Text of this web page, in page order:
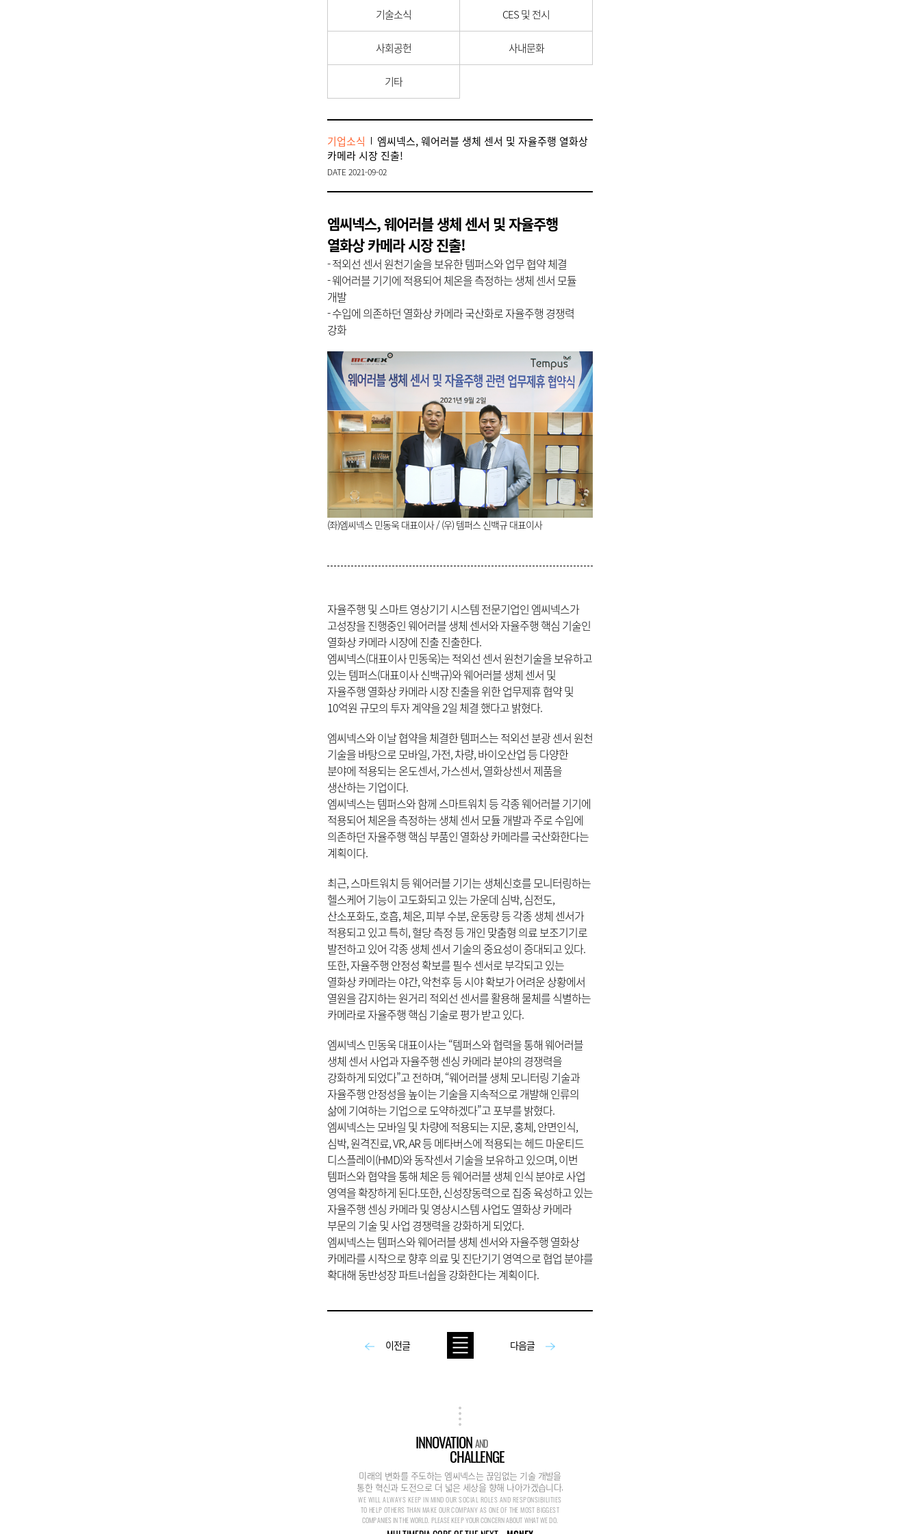
기술소식 CES 및 전시
사회공헌 사내문화
기타
기업소식
엠씨넥스, 웨어러블 생체 센서 및 자율주행 열화상
카메라 시장 진출!
DATE 2021-09-02
엠씨넥스, 웨어러블 생체 센서 및 자율주행
열화상 카메라 시장 진출!
- 적외선 센서 원천기술을 보유한 템퍼스와 업무 협약 체결
- 웨어러블 기기에 적용되어 체온을 측정하는 생체 센서 모듈
개발
- 수입에 의존하던 열화상 카메라 국산화로 자율주행 경쟁력
강화
(좌)엠씨넥스 민동욱 대표이사 / (우) 템퍼스 신백규 대표이사
자율주행 및 스마트 영상기기 시스템 전문기업인 엠씨넥스가
고성장을 진행중인 웨어러블 생체 센서와 자율주행 핵심 기술인
열화상 카메라 시장에 진출 진출한다.
엠씨넥스(대표이사 민동욱)는 적외선 센서 원천기술을 보유하고
있는 템퍼스(대표이사 신백규)와 웨어러블 생체 센서 및
자율주행 열화상 카메라 시장 진출을 위한 업무제휴 협약 및
10억원 규모의 투자 계약을 2일 체결 했다고 밝혔다.
엠씨넥스와 이날 협약을 체결한 템퍼스는 적외선 분광 센서 원천
기술을 바탕으로 모바일, 가전, 차량, 바이오산업 등 다양한
분야에 적용되는 온도센서, 가스센서, 열화상센서 제품을
생산하는 기업이다.
엠씨넥스는 템퍼스와 함께 스마트워치 등 각종 웨어러블 기기에
적용되어 체온을 측정하는 생체 센서 모듈 개발과 주로 수입에
의존하던 자율주행 핵심 부품인 열화상 카메라를 국산화한다는
계획이다.
최근, 스마트워치 등 웨어러블 기기는 생체신호를 모니터링하는
헬스케어 기능이 고도화되고 있는 가운데 심박, 심전도,
산소포화도, 호흡, 체온, 피부 수분, 운동량 등 각종 생체 센서가
적용되고 있고 특히, 혈당 측정 등 개인 맞춤형 의료 보조기기로
발전하고 있어 각종 생체 센서 기술의 중요성이 증대되고 있다.
또한, 자율주행 안정성 확보를 필수 센서로 부각되고 있는
열화상 카메라는 야간, 악천후 등 시야 확보가 어려운 상황에서
열원을 감지하는 원거리 적외선 센서를 활용해 물체를 식별하는
카메라로 자율주행 핵심 기술로 평가 받고 있다.
엠씨넥스 민동욱 대표이사는 “템퍼스와 협력을 통해 웨어러블
생체 센서 사업과 자율주행 센싱 카메라 분야의 경쟁력을
강화하게 되었다”고 전하며, “웨어러블 생체 모니터링 기술과
자율주행 안정성을 높이는 기술을 지속적으로 개발해 인류의
삶에 기여하는 기업으로 도약하겠다”고 포부를 밝혔다.
엠씨넥스는 모바일 및 차량에 적용되는 지문, 홍체, 안면인식,
심박, 원격진료, VR, AR 등 메타버스에 적용되는 헤드 마운티드
디스플레이(HMD)와 동작센서 기술을 보유하고 있으며, 이번
템퍼스와 협약을 통해 체온 등 웨어러블 생체 인식 분야로 사업
영역을 확장하게 된다.또한, 신성장동력으로 집중 육성하고 있는
자율주행 센싱 카메라 및 영상시스템 사업도 열화상 카메라
부문의 기술 및 사업 경쟁력을 강화하게 되었다.
엠씨넥스는 템퍼스와 웨어러블 생체 센서와 자율주행 열화상
카메라를 시작으로 향후 의료 및 진단기기 영역으로 협업 분야를
확대해 동반성장 파트너쉽을 강화한다는 계획이다.
이전글 다음글
INNOVATIONAND
CHALLENGE
미래의 변화를 주도하는 엠씨넥스는 끊임없는 기술 개발을
통한 혁신과 도전으로 더 넓은 세상을 향해 나아가겠습니다.
WE WILL ALWAYS KEEP IN MIND OUR SOCIAL ROLES AND RESPONSIBILITIES
TO HELP OTHERS THAN MAKE OUR COMPANY AS ONE OF THE MOST BIGGEST
COMPANIES IN THE WORLD. PLEASE KEEP YOUR CONCERN ABOUT WHAT WE DO.